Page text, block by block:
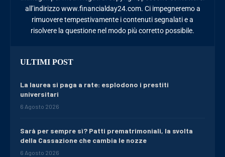
all’indirizzo www.financialday24.com. Ci impegneremo a
rimuovere tempestivamente i contenuti segnalati e a
risolvere la questione nel modo più corretto possibile.
ULTIMI POST
La laurea si paga a rate: esplodono i prestiti
universitari
6 Agosto 2026
Sarà per sempre sì? Patti prematrimoniali, la svolta
della Cassazione che cambia le nozze
6 Agosto 2026